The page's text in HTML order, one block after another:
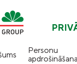
Personu
apdrošināšana